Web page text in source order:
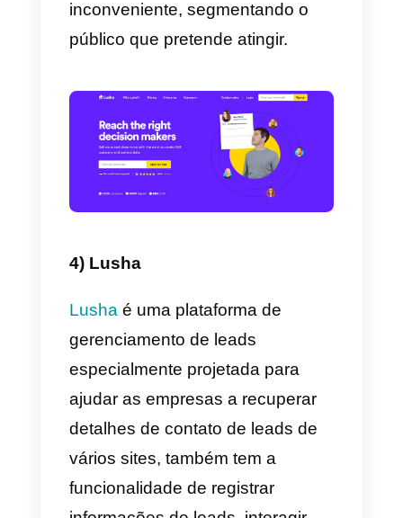
multiagente. No geral, o
uma ferramenta muito
que faz mais do que apenas
facilitar a comunicação com os
clientes.
Por fim, o suporte é excelente e
eles atendem você muito
bom e a facilidade de uso do
aplicativo é excepcional.